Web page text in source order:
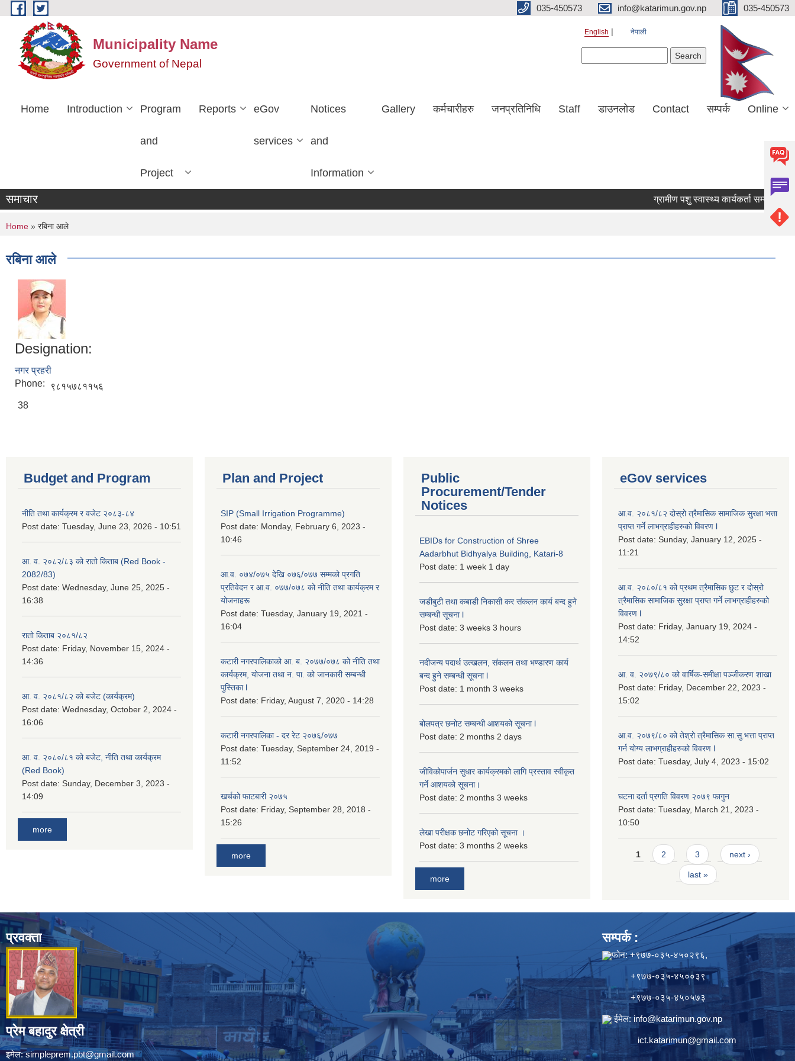
Skip to main content 035-450573 info@katarimun.gov.np 035-450573
Municipality Name
Government of Nepal
English नेपाली
Home Introduction Program
and
Project
Reports eGov
services
Notices
and
Information
Gallery कर्मचारीहरु जनप्रतिनिधि Staff डाउनलोड Contact सम्पर्क Online
समाचार ग्रामीण पशु स्वास्थ्य कार्यकर्ता सम्बन्धी ३५
You are here
Home » रबिना आले
रबिना आले
Designation:
नगर प्रहरी
Phone:
९८१५७८११५६
38
Budget and Program
नीति तथा कार्यक्रम र वजेट २०८३-८४
Post date: Tuesday, June 23, 2026 - 10:51
आ. व. २०८२/८३ को रातो किताब (Red Book -
2082/83)
Post date: Wednesday, June 25, 2025 -
16:38
रातो किताब २०८१/८२
Post date: Friday, November 15, 2024 -
14:36
आ. व. २०८१/८२ को बजेट (कार्यक्रम)
Post date: Wednesday, October 2, 2024 -
16:06
आ. व. २०८०/८१ को बजेट, नीति तथा कार्यक्रम
(Red Book)
Post date: Sunday, December 3, 2023 -
14:09
more
Plan and Project
SIP (Small Irrigation Programme)
Post date: Monday, February 6, 2023 -
10:46
आ.व. ०७४/०७५ देखि ०७६/०७७ सम्मको प्रगति
प्रतिवेदन र आ.व. ०७७/०७८ को नीति तथा कार्यक्रम र
योजनाहरू
Post date: Tuesday, January 19, 2021 -
16:04
कटारी नगरपालिकाको आ. ब. २०७७/०७८ को नीति तथा
कार्यक्रम, योजना तथा न. पा. को जानकारी सम्बन्धी
पुस्तिका l
Post date: Friday, August 7, 2020 - 14:28
कटारी नगरपालिका - दर रेट २०७६/०७७
Post date: Tuesday, September 24, 2019 -
11:52
खर्चको फाटबारी २०७५
Post date: Friday, September 28, 2018 -
15:26
more
Public
Procurement/Tender
Notices
EBIDs for Construction of Shree
Aadarbhut Bidhyalya Building, Katari-8
Post date: 1 week 1 day
जडीबुटी तथा कबाडी निकासी कर संकलन कार्य बन्द हुने
सम्बन्धी सूचना l
Post date: 3 weeks 3 hours
नदीजन्य पदार्थ उत्खलन, संकलन तथा भण्डारण कार्य
बन्द हुने सम्बन्धी सूचना l
Post date: 1 month 3 weeks
बोलपत्र छनोट सम्बन्धी आशयको सूचना l
Post date: 2 months 2 days
जीविकोपार्जन सुधार कार्यक्रमको लागि प्रस्ताव स्वीकृत
गर्ने आशयको सूचना।
Post date: 2 months 3 weeks
लेखा परीक्षक छनोट गरिएको सूचना ।
Post date: 3 months 2 weeks
more
eGov services
आ.व. २०८१/८२ दोस्रो त्रैमासिक सामाजिक सुरक्षा भत्ता
प्राप्त गर्ने लाभग्राहीहरुको विवरण l
Post date: Sunday, January 12, 2025 -
11:21
आ.व. २०८०/८१ को प्रथम त्रैमासिक छुट र दोस्रो
त्रैमासिक सामाजिक सुरक्षा प्राप्त गर्ने लाभग्राहीहरुको
विवरण l
Post date: Friday, January 19, 2024 -
14:52
आ. व. २०७९/८० को वार्षिक-समीक्षा पञ्जीकरण शाखा
Post date: Friday, December 22, 2023 -
15:02
आ.व. २०७९/८० को तेश्रो त्रैमासिक सा.सु.भ‍त्ता प्राप्त
गर्न योग्य लाभग्राहीहरुको विवरण l
Post date: Tuesday, July 4, 2023 - 15:02
घटना दर्ता प्रगति विवरण २०७९ फागुन
Post date: Tuesday, March 21, 2023 -
10:50
Pages
1 2 3 next ›
last »
प्रवक्ता
प्रेम बहादुर क्षेत्री
इमेल:simpleprem.pbt@gmail.com
सम्पर्क :
फोन: +९७७-०३५-४५०२९६,
+९७७-०३५-४५००३९
+९७७-०३५-४५०५७३
ईमेल:info@katarimun.gov.np
ict.katarimun@gmail.com